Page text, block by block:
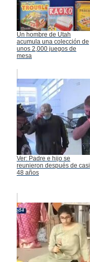
Un hombre de Utah
acumula una colección de
unos 2,000 juegos de
mesa
Ver: Padre e hijo se
reunieron después de casi
48 años